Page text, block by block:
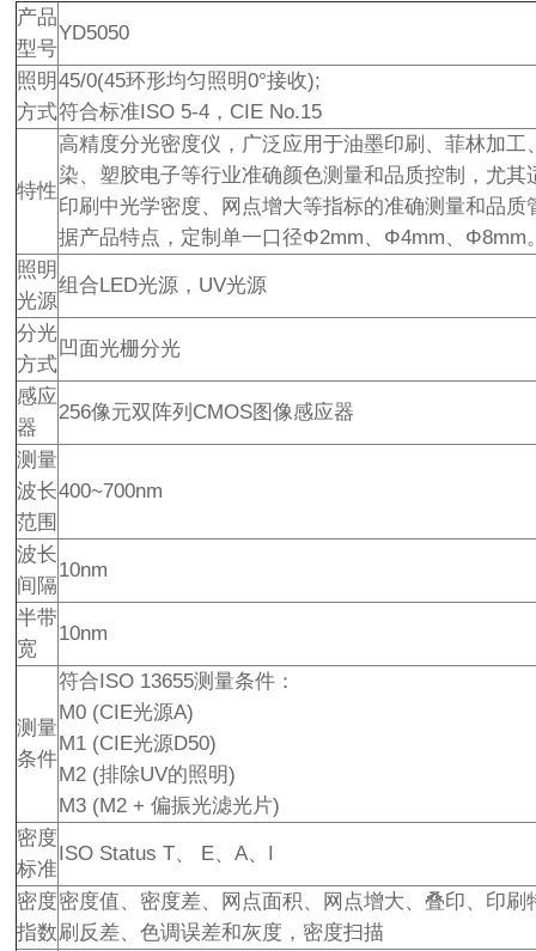
产品
型号
YD5050
照明
方式
45/0(45环形均匀照明0°接收);
符合标准ISO 5-4，CIE No.15
特性
高精度分光密度仪，广泛应用于油墨印刷、菲林加工
染、塑胶电子等行业准确颜色测量和品质控制，尤其
印刷中光学密度、网点增大等指标的准确测量和品质
据产品特点，定制单一口径Φ2mm、Φ4mm、Φ8mm
照明
光源
组合LED光源，UV光源
分光
方式
凹面光栅分光
感应
器
256像元双阵列CMOS图像感应器
测量
波长
范围
400~700nm
波长
间隔
10nm
半带
宽
10nm
测量
条件
符合ISO 13655测量条件：
M0 (CIE光源A)
M1 (CIE光源D50)
M2 (排除UV的照明)
M3 (M2 + 偏振光滤光片)
密度
标准
ISO Status T、 E、A、I
密度
指数
密度值、密度差、网点面积、网点增大、叠印、印刷
刷反差、色调误差和灰度，密度扫描